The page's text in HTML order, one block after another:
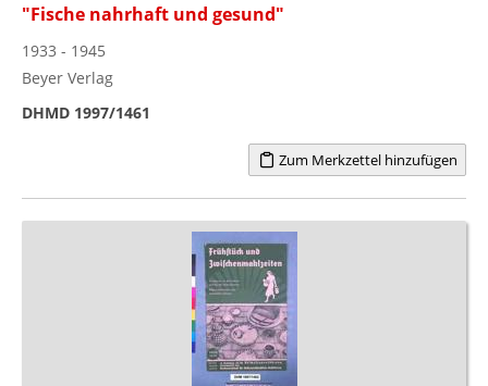
"Fische nahrhaft und gesund"
1933 - 1945
Beyer Verlag
DHMD 1997/1461
Zum Merkzettel hinzufügen